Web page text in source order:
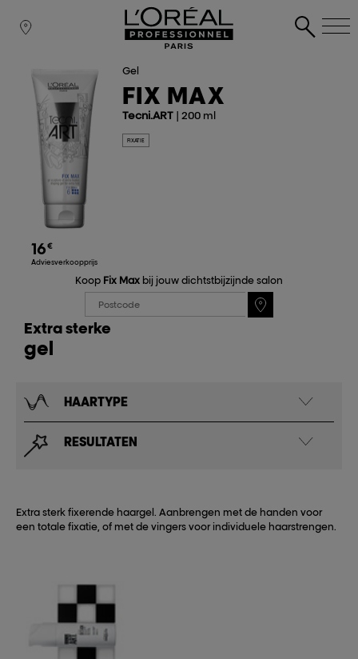
16 €
Adviesverkoopprijs
Gel
FIX MAX
Tecni.ART| 200 ml
FIXATIE
Koop Fix Max bij jouw dichtstbijzijnde salon
Extra sterke
gel
HAARTYPE
RESULTATEN
Extra sterk fixerende haargel. Aanbrengen met de handen voor
een totale fixatie, of met de vingers voor individuele haarstrengen.